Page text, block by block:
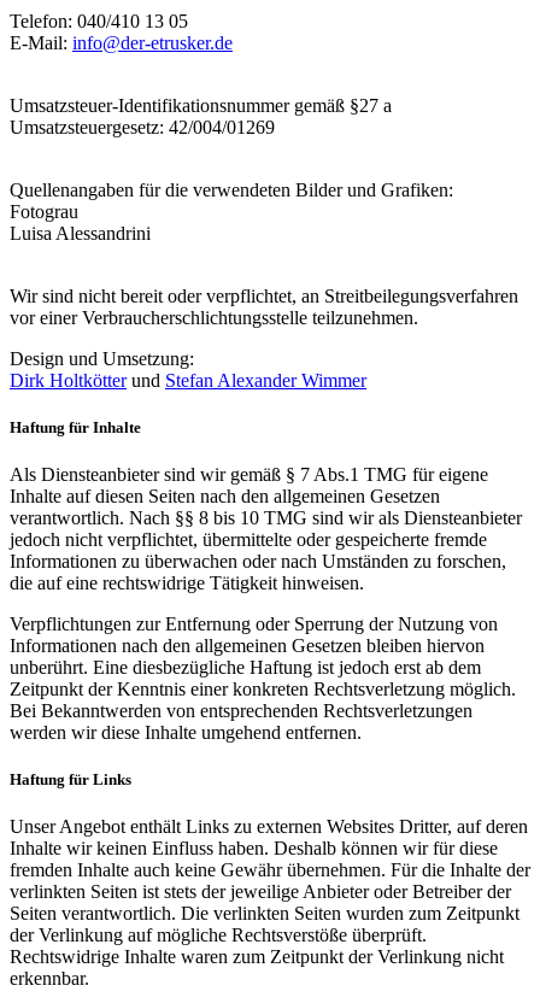
Telefon: 040/410 13 05
E-Mail: info@der-etrusker.de
Umsatzsteuer-Identifikationsnummer gemäß §27 a
Umsatzsteuergesetz: 42/004/01269
Quellenangaben für die verwendeten Bilder und Grafiken:
Fotograu
Luisa Alessandrini
Wir sind nicht bereit oder verpflichtet, an Streitbeilegungsverfahren
vor einer Verbraucherschlichtungsstelle teilzunehmen.
Design und Umsetzung:
Dirk Holtkötterund Stefan Alexander Wimmer
Haftung für Inhalte
Als Diensteanbieter sind wir gemäß § 7 Abs.1 TMG für eigene
Inhalte auf diesen Seiten nach den allgemeinen Gesetzen
verantwortlich. Nach §§ 8 bis 10 TMG sind wir als Diensteanbieter
jedoch nicht verpflichtet, übermittelte oder gespeicherte fremde
Informationen zu überwachen oder nach Umständen zu forschen,
die auf eine rechtswidrige Tätigkeit hinweisen.
Verpflichtungen zur Entfernung oder Sperrung der Nutzung von
Informationen nach den allgemeinen Gesetzen bleiben hiervon
unberührt. Eine diesbezügliche Haftung ist jedoch erst ab dem
Zeitpunkt der Kenntnis einer konkreten Rechtsverletzung möglich.
Bei Bekanntwerden von entsprechenden Rechtsverletzungen
werden wir diese Inhalte umgehend entfernen.
Haftung für Links
Unser Angebot enthält Links zu externen Websites Dritter, auf deren
Inhalte wir keinen Einfluss haben. Deshalb können wir für diese
fremden Inhalte auch keine Gewähr übernehmen. Für die Inhalte der
verlinkten Seiten ist stets der jeweilige Anbieter oder Betreiber der
Seiten verantwortlich. Die verlinkten Seiten wurden zum Zeitpunkt
der Verlinkung auf mögliche Rechtsverstöße überprüft.
Rechtswidrige Inhalte waren zum Zeitpunkt der Verlinkung nicht
erkennbar.